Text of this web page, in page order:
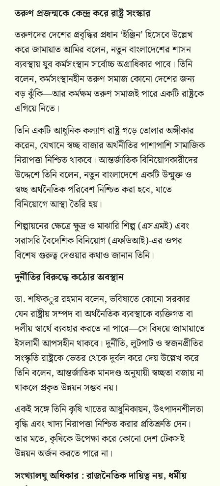
তরুণ প্রজন্মকে কেন্দ্র করে রাষ্ট্র সংস্কার
তরুণদের দেশের প্রবৃদ্ধির প্রধান ‘ইঞ্জিন’ হিসেবে উল্লেখ
করে জামায়াত আমির বলেন, নতুন বাংলাদেশের শাসন
ব্যবস্থায় যুব কর্মসংস্থান সর্বোচ্চ অগ্রাধিকার পাবে। তিনি
বলেন, কর্মসংস্থানহীন তরুণ সমাজ কোনো দেশের জন্য
বড় ঝুঁকি—আর কর্মক্ষম তরুণ সমাজই পারে একটি রাষ্ট্রকে
এগিয়ে নিতে।
তিনি একটি আধুনিক কল্যাণ রাষ্ট্র গড়ে তোলার অঙ্গীকার
করেন, যেখানে স্বচ্ছ বাজার অর্থনীতির পাশাপাশি সামাজিক
নিরাপত্তা নিশ্চিত থাকবে। আন্তর্জাতিক বিনিয়োগকারীদের
উদ্দেশে তিনি বলেন, নতুন বাংলাদেশে একটি উন্মুক্ত ও
স্বচ্ছ অর্থনৈতিক পরিবেশ নিশ্চিত করা হবে, যাতে
বিনিয়োগে আস্থা তৈরি হয়।
শিল্পায়নের ক্ষেত্রে ক্ষুদ্র ও মাঝারি শিল্প (এসএমই) এবং
সরাসরি বৈদেশিক বিনিয়োগ (এফডিআই)-এর ওপর
বিশেষ গুরুত্ব দেওয়ার কথাও জানান তিনি।
দুর্নীতির বিরুদ্ধে কঠোর অবস্থান
ডা. শফিকুর রহমান বলেন, ভবিষ্যতে কোনো সরকার
যেন রাষ্ট্রীয় সম্পদ বা অর্থনৈতিক ব্যবস্থাকে ব্যক্তিগত বা
দলীয় স্বার্থে ব্যবহার করতে না পারে—সে বিষয়ে জামায়াতে
ইসলামী আপসহীন থাকবে। দুর্নীতি, লুটপাট ও স্বজনপ্রীতির
সংস্কৃতি রাষ্ট্রকে ভেতর থেকে দুর্বল করে দেয় উল্লেখ করে
তিনি বলেন, আন্তর্জাতিক মানদণ্ড অনুযায়ী স্বচ্ছতা বজায় না
থাকলে প্রকৃত উন্নয়ন সম্ভব নয়।
একই সঙ্গে তিনি কৃষি খাতের আধুনিকায়ন, উৎপাদনশীলতা
বৃদ্ধি এবং খাদ্য নিরাপত্তা নিশ্চিত করার প্রতিশ্রুতি দেন।
তার মতে, কৃষিকে উপেক্ষা করে কোনো দেশ টেকসই
উন্নয়ন অর্জন করতে পারে না।
সংখ্যালঘু অধিকার : রাজনৈতিক দায়িত্ব নয়, ধর্মীয়